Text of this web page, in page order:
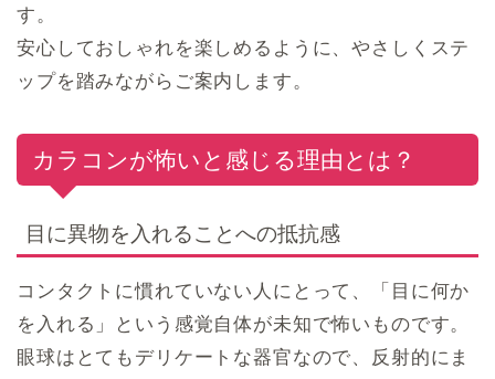
す。
安心しておしゃれを楽しめるように、やさしくステ
ップを踏みながらご案内します。
カラコンが怖いと感じる理由とは？
目に異物を入れることへの抵抗感
コンタクトに慣れていない人にとって、「目に何か
を入れる」という感覚自体が未知で怖いものです。
眼球はとてもデリケートな器官なので、反射的にま